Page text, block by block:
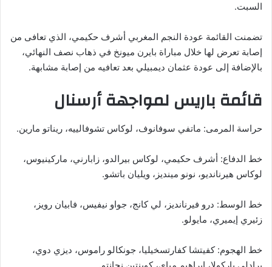
السبت.
تضمنت القائمة عودة النجم المغربي أشرف حكيمي، الذي تعافى من
إصابة تعرض لها خلال مباراة بايرن ميونخ في ذهاب نصف النهائي،
بالإضافة إلى عودة عثمان ديمبيلي بعد تعافيه من إصابة مشابهة.
قائمة باريس لمواجهة أرسنال
حراسة المرمى: ماتفي سوفانوف، لوكاس تشوفالييه، ريناتو مارين.
خط الدفاع: أشرف حكيمي، لوكاس بيرالدو، زابارني، ماركينيوس،
لوكاس هيرنانديو، نونو مينديز، ويليان باتشو.
خط الوسط: درو فيرنانديز، لي كانج، جواو نيفيس، فابيان رويز،
زئيري إيميري، مايولو.
خط الهجوم: كفيتشا كفارتسخيليا، جونكالو راموس، ديزي دوي،
برادلي باركولا، إبراهيم مباي، كوينتين نجانتو.